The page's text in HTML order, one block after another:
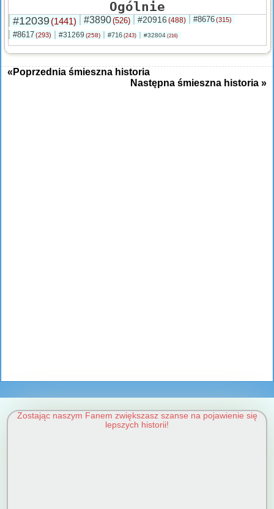
Ogólnie
#12039(1441) #3890(526) #20916 (488) #8676(315)
#8617(293) #31269 (258) #716 (243) #32804 (216)
«Poprzednia śmieszna historia
Następna śmieszna historia »
Zostając naszym Fanem zwiększasz szanse na pojawienie się
lepszych historii!